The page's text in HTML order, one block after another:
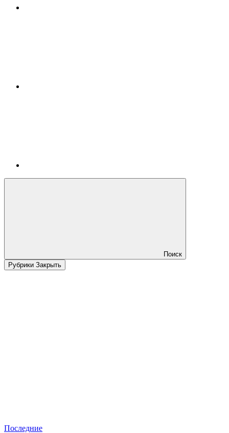
Поиск
Рубрики Закрыть
Последние